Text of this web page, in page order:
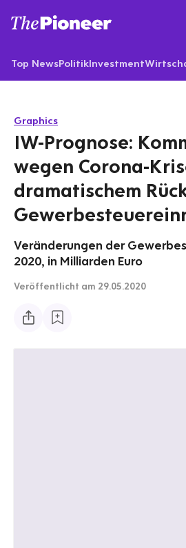
Top NewsPolitikInvestment
Graphics
IW-Prognose:
wegen Corona-
dramatischem
Veränderungen der
2020, in Milliarden Euro
Veröffentlicht am 29.05.2020